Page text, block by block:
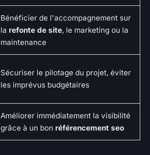
Bénéficier de l'accompagnement sur
la refonte de site, le marketing ou la
maintenance
Sécuriser le pilotage du projet, éviter
les imprévus budgétaires
Améliorer immédiatement la visibilité
grâce à un bon référencement seo